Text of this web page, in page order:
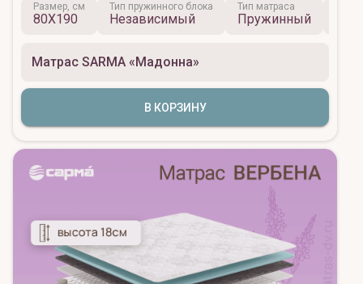
Размер, см
80X190
Тип пружинного блока
Независимый
Тип матраса
Пружинный
Матрас SARMA «Мадонна»
В КОРЗИНУ